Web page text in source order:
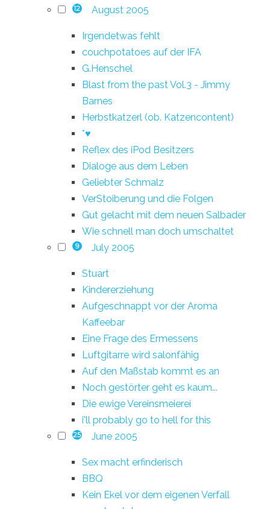
12 August 2005
Irgendetwas fehlt
couchpotatoes auf der IFA
G.Henschel
Blast from the past Vol.3 - Jimmy
Barnes
Herbstkatzerl (ob. Katzencontent)
*♥
Reflex des iPod Besitzers
Dialoge aus dem Leben
Geliebter Schmalz
VerStoiberung und die Folgen
Gut gelacht mit dem neuen Salbader
Wie schnell man doch umschaltet
9 July 2005
Stuart
Kindererziehung
Aufgeschnappt vor der Aroma
Kaffeebar
Eine Frage des Ermessens
Luftgitarre wird salonfähig
Auf den Maßstab kommt es an
Noch gestörter geht es kaum...
Die ewige Vereinsmeierei
i'll probably go to hell for this
25 June 2005
Sex macht erfinderisch
BBQ
Kein Ekel vor dem eigenen Verfall